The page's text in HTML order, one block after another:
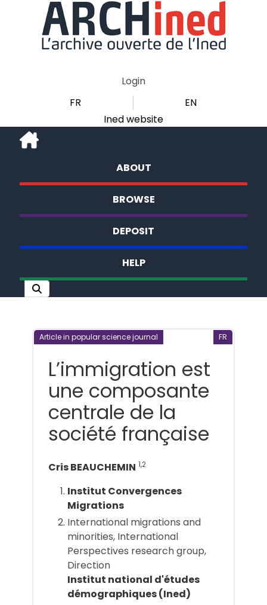
Login
FR
EN
Ined website
ABOUT
BROWSE
DEPOSIT
HELP
Article in popular science journal FR
L’immigration est
une composante
centrale de la
société française
Cris BEAUCHEMIN 1,2
Institut Convergences
Migrations
International migrations and
minorities, International
Perspectives research group,
Direction
Institut national d'études
démographiques (Ined)